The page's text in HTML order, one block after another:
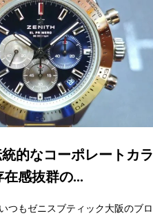
的なコーポレートカラ
感抜群の...
つもゼニスブティック大阪のブロ